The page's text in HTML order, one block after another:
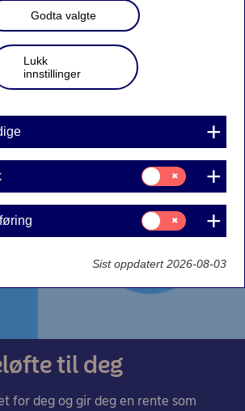
til deg
for deg og gir deg en rente som
Godta valgte
Lukk
innstillinger
Samtykke
til:
Statistikk
Samtykke
til:
Markedsføring
Sist oppdatert 2026-08-03